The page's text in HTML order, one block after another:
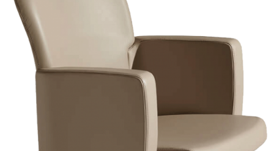
存檔
联系我们
Instagram
LinkedIn